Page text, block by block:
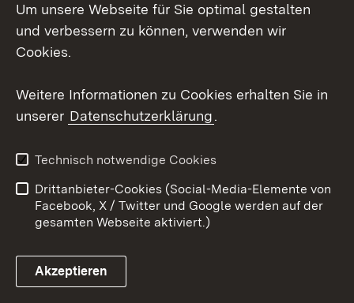
Social Wall
Youtube
Link zum Landesportal
Kontakt
Datenschutz
Barrierefreiheit
Impressum Cookies
Um unsere Webseite für Sie optimal gestalten
und verbessern zu können, verwenden wir
Cookies.
Weitere Informationen zu Cookies erhalten Sie in
unserer Datenschutzerklärung.
Technisch notwendige Cookies
Drittanbieter-Cookies (Social-Media-Elemente von
Facebook, X / Twitter und Google werden auf der
gesamten Webseite aktiviert.)
Akzeptieren